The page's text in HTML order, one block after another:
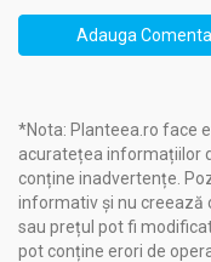
Adauga
*Nota: Planteea.ro face
acuratețea informațiilor
conține inadvertențe.
informativ și nu creează
sau prețul pot fi
pot conține erori de